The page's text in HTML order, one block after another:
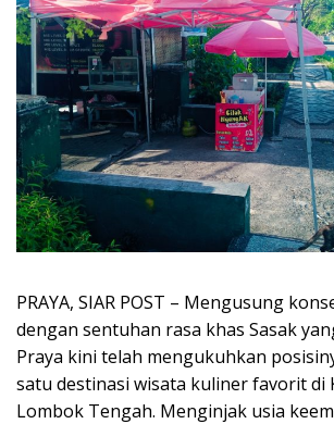
PRAYA, SIAR POST – Mengusung
dengan sentuhan rasa khas Sasak
Praya kini telah mengukuhkan
satu destinasi wisata kuliner favorit di
Lombok Tengah. Menginjak usia